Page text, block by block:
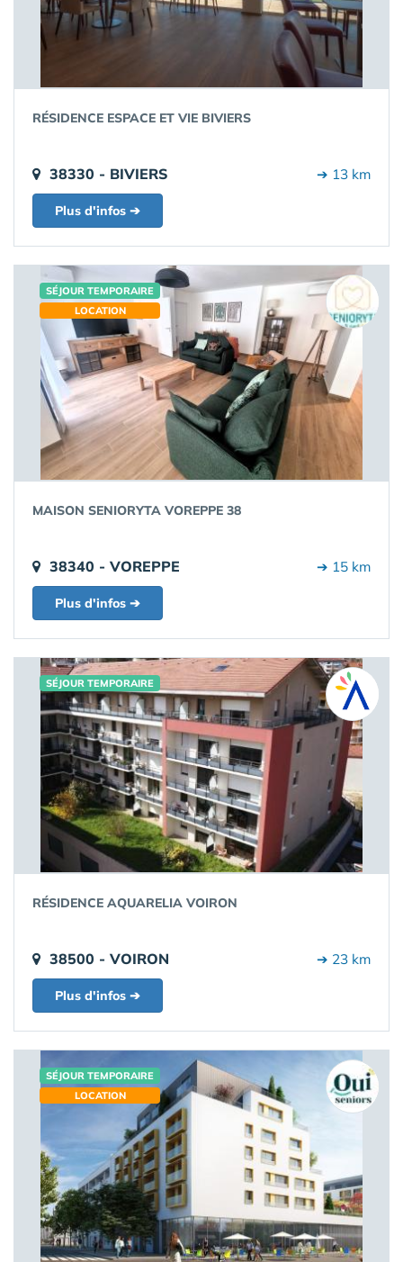
RÉSIDENCE ESPACE ET VIE BIVIERS
38330 - BIVIERS ➔ 13 km
Plus d'infos ➔
SÉJOUR TEMPORAIRE
LOCATION
MAISON SENIORYTA VOREPPE 38
38340 - VOREPPE ➔ 15 km
Plus d'infos ➔
SÉJOUR TEMPORAIRE
RÉSIDENCE AQUARELIA VOIRON
38500 - VOIRON ➔ 23 km
Plus d'infos ➔
SÉJOUR TEMPORAIRE
LOCATION